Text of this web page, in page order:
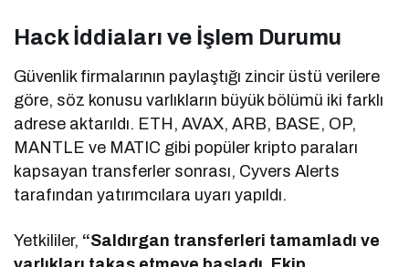
Hack İddiaları ve İşlem Durumu
Güvenlik firmalarının paylaştığı zincir üstü verilere
göre, söz konusu varlıkların büyük bölümü iki farklı
adrese aktarıldı. ETH, AVAX, ARB, BASE, OP,
MANTLE ve MATIC gibi popüler kripto paraları
kapsayan transferler sonrası, Cyvers Alerts
tarafından yatırımcılara uyarı yapıldı.
Yetkililer, “Saldırgan transferleri tamamladı ve